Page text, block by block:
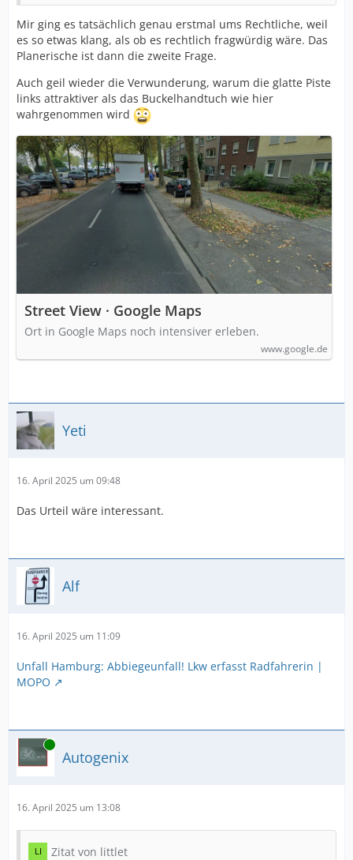
Mir ging es tatsächlich genau erstmal ums Rechtliche, weil
es so etwas klang, als ob es rechtlich fragwürdig wäre. Das
Planerische ist dann die zweite Frage.
Auch geil wieder die Verwunderung, warum die glatte Piste
links attraktiver als das Buckelhandtuch wie hier
wahrgenommen wird
Street View · Google Maps
Ort in Google Maps noch intensiver erleben.
www.google.de
Yeti
16. April 2025 um 09:48
Das Urteil wäre interessant.
Alf
16. April 2025 um 11:09
Unfall Hamburg: Abbiegeunfall! Lkw erfasst Radfahrerin |
MOPO
Online
Autogenix
16. April 2025 um 13:08
Zitat von littlet